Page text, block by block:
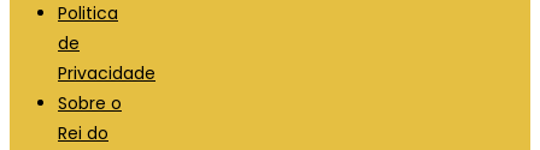
Politica
de
Privacidade
Sobre o
Rei do